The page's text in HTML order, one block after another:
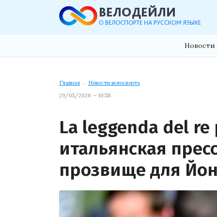
Новости
Главная → Новости велоспорта
29/05/2026 — 10:58
La leggenda del re
итальянская
прозвище для